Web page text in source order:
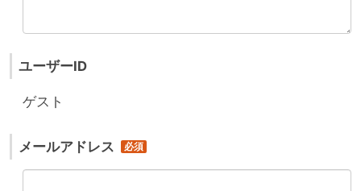
ユーザーID
ゲスト
メールアドレス